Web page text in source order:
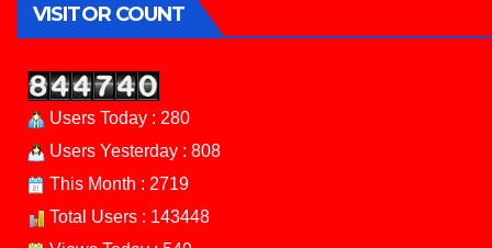
VISITOR COUNT
Users Today : 280
Users Yesterday : 808
This Month : 2719
Total Users : 143448